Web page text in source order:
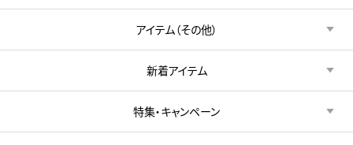
アイテム（その他）
新着アイテム
特集・キャンペーン